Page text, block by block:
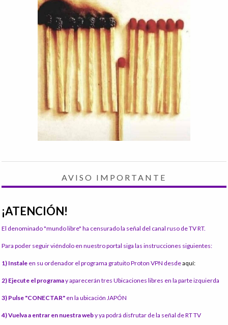
AVISO IMPORTANTE
¡ATENCIÓN!
El denominado "mundo libre" ha censurado la señal del canal ruso de TV RT.
Para poder seguir viéndolo en nuestro portal siga las instrucciones siguientes:
1) Instale en su ordenador el programa gratuito Proton VPN desdeaquí:
2) Ejecute el programay aparecerán tres Ubicaciones libres en la parte izquierda
3) Pulse "CONECTAR" en la ubicación JAPÓN
4) Vuelva a entrar en nuestra weby ya podrá disfrutar de la señal de RT TV